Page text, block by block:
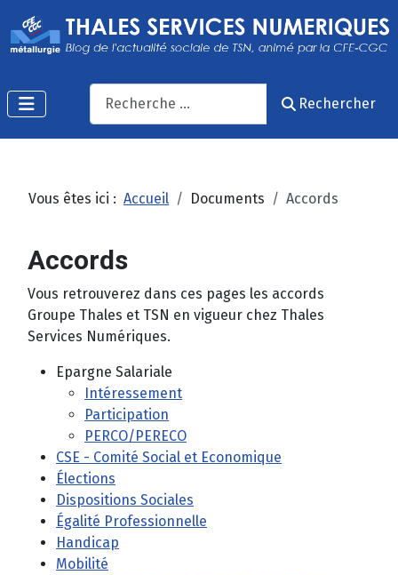
Recherche
Rechercher
Vous êtes ici : Accueil Documents Accords
Accords
Vous retrouverez dans ces pages les accords
Groupe Thales et TSN en vigueur chez Thales
Services Numériques.
Epargne Salariale
Intéressement
Participation
PERCO/PERECO
CSE - Comité Social et Economique
Élections
Dispositions Sociales
Égalité Professionnelle
Handicap
Mobilité